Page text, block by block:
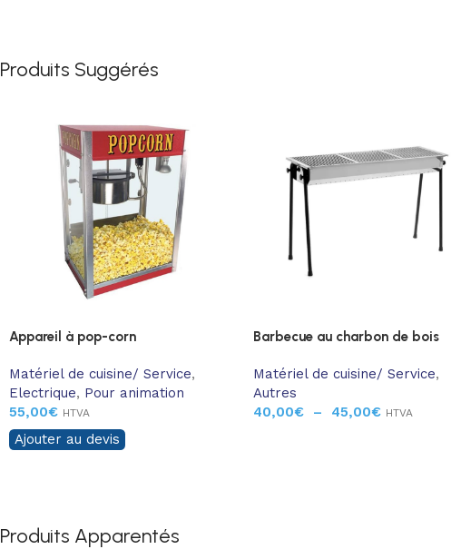
Produits Suggérés
Appareil à pop-corn
Matériel de cuisine/ Service,
Electrique, Pour animation
55,00€ HTVA
Ajouter au devis
Barbecue au charbon de bois
Matériel de cuisine/ Service,
Autres
40,00€ – 45,00€ HTVA
Produits Apparentés